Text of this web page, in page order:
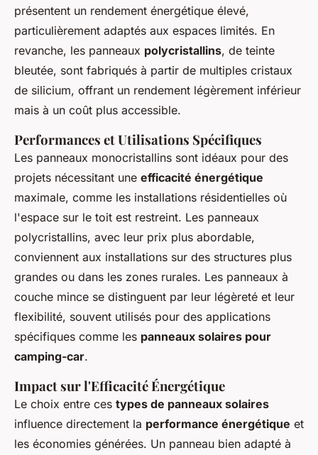
présentent un rendement énergétique élevé,
particulièrement adaptés aux espaces limités. En
revanche, les panneaux polycristallins, de teinte
bleutée, sont fabriqués à partir de multiples cristaux
de silicium, offrant un rendement légèrement inférieur
mais à un coût plus accessible.
Performances et Utilisations Spécifiques
Les panneaux monocristallins sont idéaux pour des
projets nécessitant une efficacité énergétique
maximale, comme les installations résidentielles où
l'espace sur le toit est restreint. Les panneaux
polycristallins, avec leur prix plus abordable,
conviennent aux installations sur des structures plus
grandes ou dans les zones rurales. Les panneaux à
couche mince se distinguent par leur légèreté et leur
flexibilité, souvent utilisés pour des applications
spécifiques comme les panneaux solaires pour
camping-car.
Impact sur l'Efficacité Énergétique
Le choix entre ces types de panneaux solaires
influence directement la performance énergétique et
les économies générées. Un panneau bien adapté à